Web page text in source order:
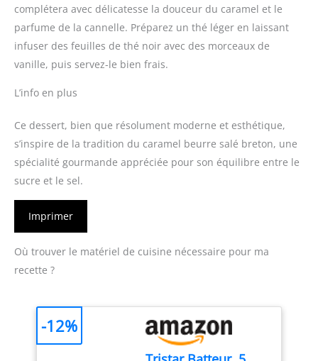
complétera avec délicatesse la douceur du caramel et le
parfume de la cannelle. Préparez un thé léger en laissant
infuser des feuilles de thé noir avec des morceaux de
vanille, puis servez-le bien frais.
L’info en plus
Ce dessert, bien que résolument moderne et esthétique,
s’inspire de la tradition du caramel beurre salé breton, une
spécialité gourmande appréciée pour son équilibre entre le
sucre et le sel.
Imprimer
Où trouver le matériel de cuisine nécessaire pour ma
recette ?
-12%